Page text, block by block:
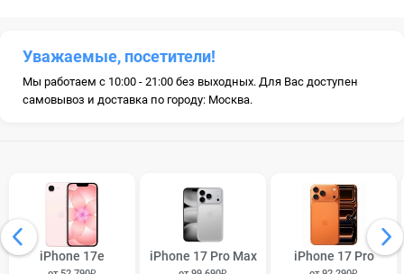
Уважаемые, посетители!
Мы работаем с 10:00 - 21:00 без выходных. Для Вас доступен
самовывоз и доставка по городу: Москва.
iPhone 17e iPhone 17 Pro Max iPhone 17 Pro